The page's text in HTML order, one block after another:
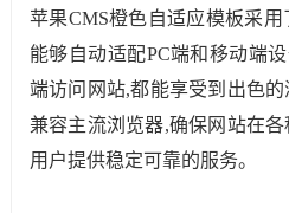
苹果CMS橙色自适应模板采
能够自动适配PC端和移动端
端访问网站,都能享受到出色
兼容主流浏览器,确保网站在
用户提供稳定可靠的服务。